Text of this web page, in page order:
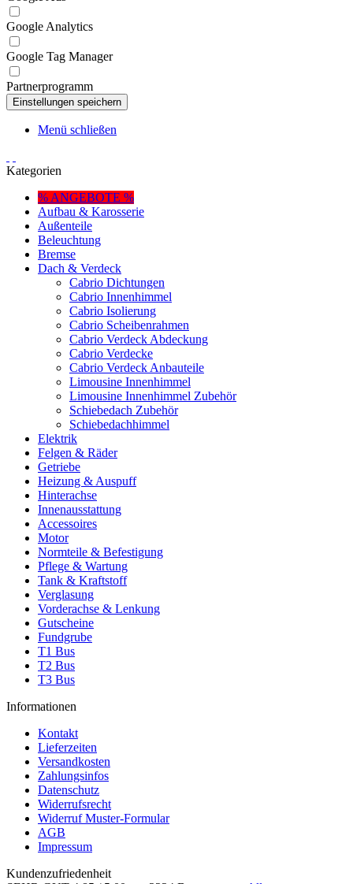
Google Analytics
Google Tag Manager
Partnerprogramm
Menü schließen
Kategorien
% ANGEBOTE %
Aufbau & Karosserie
Außenteile
Beleuchtung
Bremse
Dach & Verdeck
Cabrio Dichtungen
Cabrio Innenhimmel
Cabrio Isolierung
Cabrio Scheibenrahmen
Cabrio Verdeck Abdeckung
Cabrio Verdecke
Cabrio Verdeck Anbauteile
Limousine Innenhimmel
Limousine Innenhimmel Zubehör
Schiebedach Zubehör
Schiebedachhimmel
Elektrik
Felgen & Räder
Getriebe
Heizung & Auspuff
Hinterachse
Innenausstattung
Accessoires
Motor
Normteile & Befestigung
Pflege & Wartung
Tank & Kraftstoff
Verglasung
Vorderachse & Lenkung
Gutscheine
Fundgrube
T1 Bus
T2 Bus
T3 Bus
Informationen
Kontakt
Lieferzeiten
Versandkosten
Zahlungsinfos
Datenschutz
Widerrufsrecht
Widerruf Muster-Formular
AGB
Impressum
Kundenzufriedenheit